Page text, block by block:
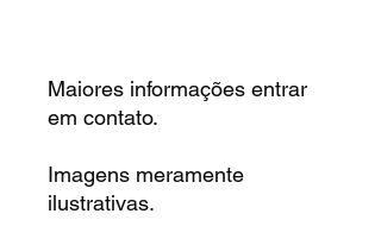
Maiores informações entrar
em contato.
Imagens meramente
ilustrativas.